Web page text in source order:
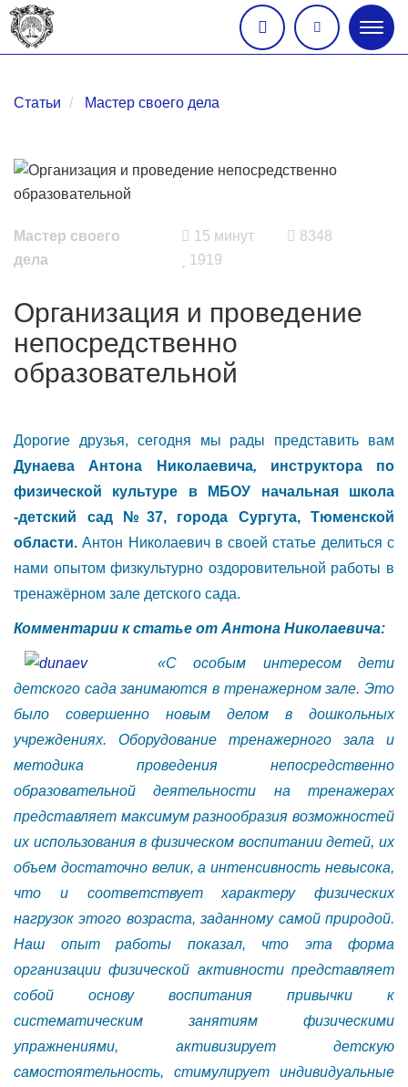
меню
Статьи Мастер своего дела
Мастер своего
дела
15 минут
8348
1919
Организация и проведение
непосредственно
образовательной
Дорогие друзья, сегодня мы рады представить вам
Дунаева Антона Николаевича, инструктора по
физической культуре в МБОУ начальная школа
-детский сад №37, города Сургута, Тюменской
области. Антон Николаевич в своей статье делиться с
нами опытом физкультурно оздоровительной работы в
тренажёрном зале детского сада.
Комментарии к статье от Антона Николаевича:
«С особым интересом дети
детского сада занимаются в тренажерном зале. Это
было совершенно новым делом в дошкольных
учреждениях. Оборудование тренажерного зала и
методика проведения непосредственно
образовательной деятельности на тренажерах
представляет максимум разнообразия возможностей
их использования в физическом воспитании детей, их
объем достаточно велик, а интенсивность невысока,
что и соответствует характеру физических
нагрузок этого возраста, заданному самой природой.
Наш опыт работы показал, что эта форма
организации физической активности представляет
собой основу воспитания привычки к
систематическим занятиям физическими
упражнениями, активизирует детскую
самостоятельность, стимулирует индивидуальные